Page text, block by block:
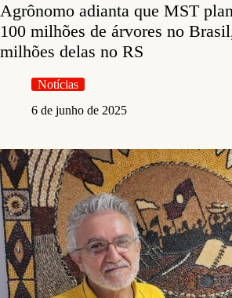
Agrônomo adianta que MST
100 milhões de árvores no
milhões delas no RS
Notícias
6 de junho de 2025